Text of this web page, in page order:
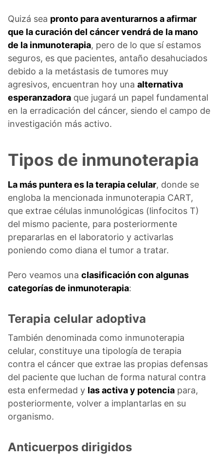
Quizá sea pronto para aventurarnos a afirmar
que la curación del cáncer vendrá de la mano
de la inmunoterapia, pero de lo que sí estamos
seguros, es que pacientes, antaño desahuciados
debido a la metástasis de tumores muy
agresivos, encuentran hoy una alternativa
esperanzadora que jugará un papel fundamental
en la erradicación del cáncer, siendo el campo de
investigación más activo.
Tipos de inmunoterapia
La más puntera es la terapia celular, donde se
engloba la mencionada inmunoterapia CART,
que extrae células inmunológicas (linfocitos T)
del mismo paciente, para posteriormente
prepararlas en el laboratorio y activarlas
poniendo como diana el tumor a tratar.
Pero veamos una clasificación con algunas
categorías de inmunoterapia:
Terapia celular adoptiva
También denominada como inmunoterapia
celular, constituye una tipología de terapia
contra el cáncer que extrae las propias defensas
del paciente que luchan de forma natural contra
esta enfermedad y las activa y potencia para,
posteriormente, volver a implantarlas en su
organismo.
Anticuerpos dirigidos